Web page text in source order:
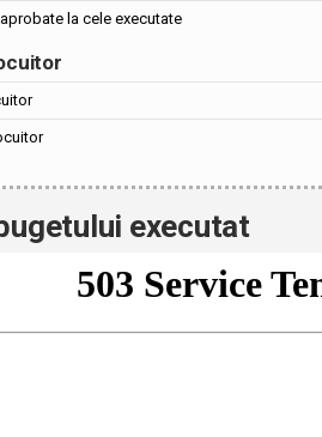
la cele executate
executat